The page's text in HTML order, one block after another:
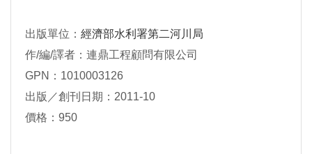
出版單位： 經濟部水利署第二河川局
作/編/譯者：連鼎工程顧問有限公司
GPN：1010003126
出版／創刊日期：2011-10
價格：950